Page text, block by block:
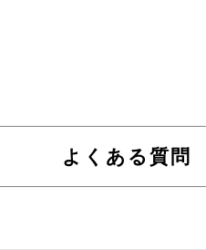
よくある質問